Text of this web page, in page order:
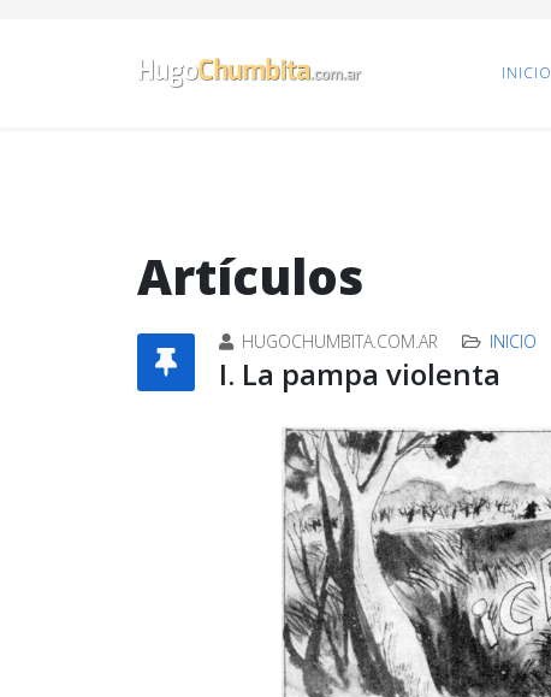
INICIO
Artículos
HUGOCHUMBITA.COM.AR INICIO
I. La pampa violenta